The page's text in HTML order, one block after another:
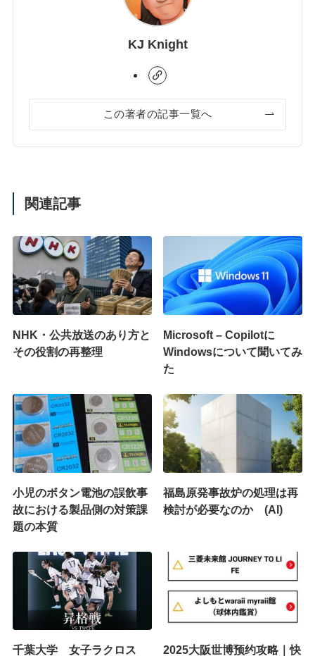
KJ Knight
この著者の記事一覧へ
関連記事
NHK・公共放送のあり方と
その役割の再整理
Microsoft – Copilotに
Windowsについて聞いてみ
た
小児のボタン電池の誤飲事
故における製品側の対策課
題の本質
福島原発事故炉の処理は再
検討が必要なのか (AI)
千葉大学 女子ラクロス 2025大阪世博预约攻略｜快